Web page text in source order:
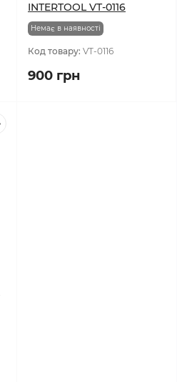
INTERTOOL VT-0116
Немає в наявності
Код товару: VT-0116
900 грн